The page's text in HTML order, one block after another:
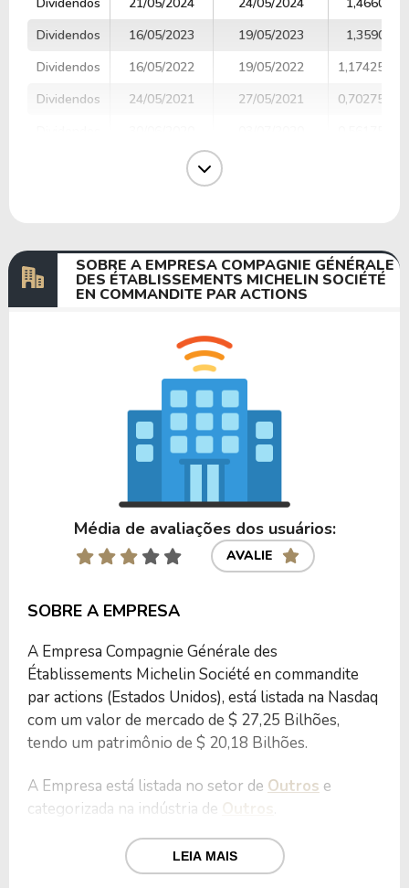
Dividendos
16/05/2023 19/05/2023
Dividendos
16/05/2022 19/05/2022
1,17425000
Dividendos
24/05/2021 27/05/2021
0,70275000
20/05/2019
Anterior Próxima
SOBRE A EMPRESA COMPAGNIE GÉNÉRALE
DES ÉTABLISSEMENTS MICHELIN SOCIÉTÉ
EN COMMANDITE PAR ACTIONS
Média de avaliações dos usuários:
AVALIE
SOBRE A EMPRESA
A Empresa Compagnie Générale des
Établissements Michelin Société en commandite
par actions (Estados Unidos), está listada na Nasdaq
com um valor de mercado de $ 27,25 Bilhões,
tendo um patrimônio de $ 20,18 Bilhões.
A Empresa está listada no setor de Outros e
categorizada na indústria de Outros
Nos últimos 12 meses a Empresa teve um
faturamento de $ 59,18 Bilhões, que gerou um
LEIA MAIS